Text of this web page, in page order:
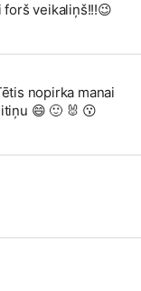
veikaliņš!!!😉
nopirka manai
😄 🙂 🐰 😗